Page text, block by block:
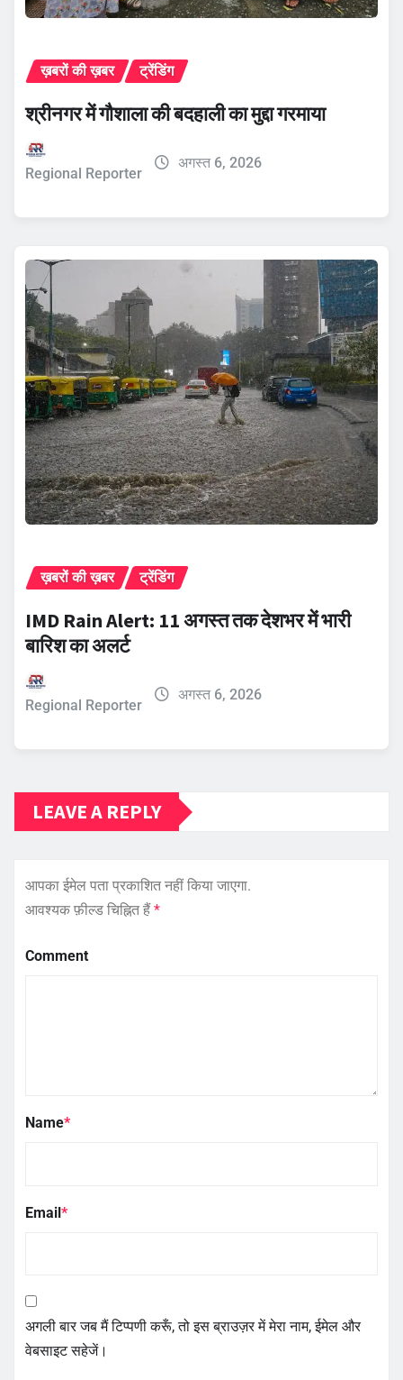
ख़बरों की ख़बर ट्रेंडिंग
श्रीनगर में गौशाला की बदहाली का मुद्दा गरमाया
Regional Reporter
अगस्त 6, 2026
ख़बरों की ख़बर ट्रेंडिंग
IMD Rain Alert: 11 अगस्त तक देशभर में भारी
बारिश का अलर्ट
Regional Reporter
अगस्त 6, 2026
LEAVE A REPLY
आपका ईमेल पता प्रकाशित नहीं किया जाएगा.
आवश्यक फ़ील्ड चिह्नित हैं *
Comment
Name*
Email*
अगली बार जब मैं टिप्पणी करूँ, तो इस ब्राउज़र में मेरा नाम, ईमेल और
वेबसाइट सहेजें।